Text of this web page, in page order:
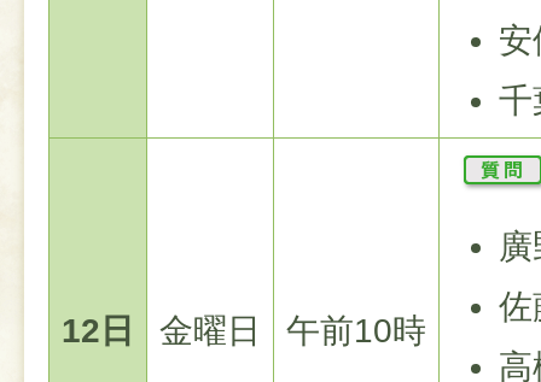
安
千
12日 金曜日 午前10時
佐
高